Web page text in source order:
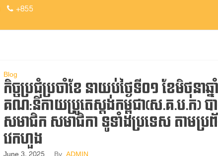
+855
Blog
កិច្ចប្រជុំប្រចាំខែ​ នាយប់ថ្ងៃទី០១​ ខែមិថុ
គណ:និកាយប្រូតេស្តង់កម្ពុជា​(ស.គ.ប.ក​) បា
សមាជិក​ សមាជិកា​ ទូទាំងប្រទេស​ តាមប្រ
វេកហួង​